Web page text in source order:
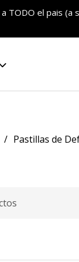
TODO el pais
Pastillas de